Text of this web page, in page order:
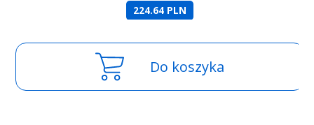
224.64 PLN
Do koszyka